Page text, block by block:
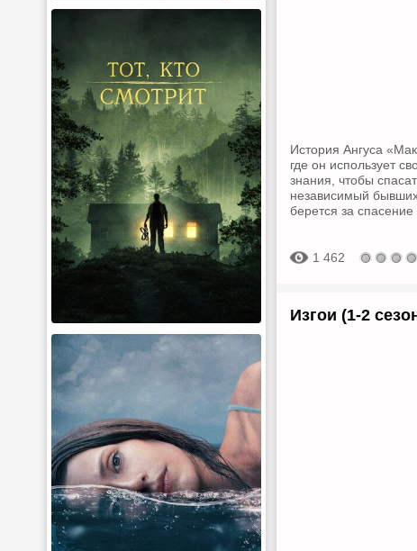
История Ангуса
где он использует
знания, чтобы
независимый
берется за
1 462
Изгои (1-2